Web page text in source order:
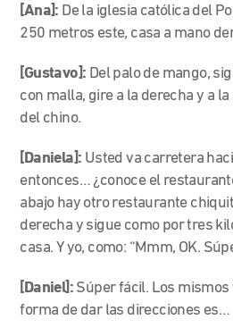
[Ana]: De la iglesia católica del
250 metros este, casa a mano
[Gustavo]: Del palo de mango,
con malla, gire a la derecha y a
del chino.
[Daniela]: Usted va carretera
entonces… ¿conoce el
abajo hay otro restaurante
derecha y sigue como por tres
casa. Y yo, como: “Mmm, OK.
[Daniel]: Súper fácil. Los
forma de dar las direcciones es…